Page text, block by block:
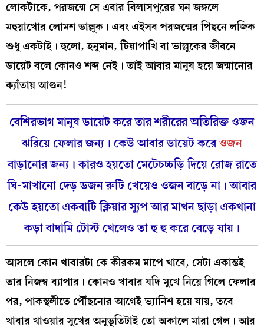
লোকটাকে, পরজন্মে সে এবার বিলাসপুরের ঘন জঙ্গলে
মহুয়াখোর লোমশ ভাল্লুক। এবং এইসব পরজন্মের পিছনে লজিক
শুধু একটাই। হুলো, হনুমান, টিয়াপাখি বা ভাল্লুকের জীবনে
ডায়েট বলে কোনও শব্দ নেই। তাই আবার মানুষ হয়ে জন্মানোর
ক্যাঁতায় আগুন!
বেশিরভাগ মানুষ ডায়েট করে তার শরীরের অতিরিক্ত ওজন
ঝরিয়ে ফেলার জন্য। কেউ আবার ডায়েট করেওজন
বাড়ানোর জন্য। কারও হয়তো মেটেচচ্চড়ি দিয়ে রোজ রাতে
ঘি-মাখানো দেড় ডজন রুটি খেয়েও ওজন বাড়ে না। আবার
কেউ হয়তো একবাটি ক্লিয়ার স্যুপ আর মাখন ছাড়া একখানা
কড়া বাদামি টোস্ট খেলেও তা হু হু করে বেড়ে যায়।
আসলে কোন খাবারটা কে কীরকম মাপে খাবে, সেটা একান্তই
তার নিজস্ব ব্যাপার। কোনও খাবার যদি মুখে নিয়ে গিলে ফেলার
পর, পাকস্থলীতে পৌঁছনোর আগেই ভ্যানিশ হয়ে যায়, তবে
খাবার খাওয়ার সুখের অনুভূতিটাই তো অকালে মারা গেল। আর